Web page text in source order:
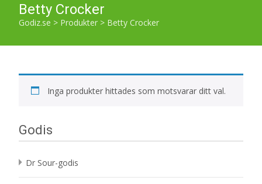
Betty Crocker
Godiz.se > Produkter > Betty Crocker
Inga produkter hittades som motsvarar ditt val.
Godis
Dr Sour-godis